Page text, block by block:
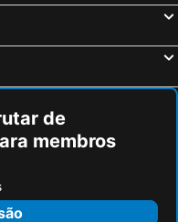
de
membros